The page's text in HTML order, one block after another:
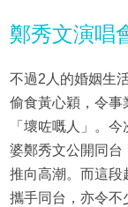
鄭秀文演唱
不過2人的婚姻生
偷食黃心穎，令事
「壞咗嘅人」。
婆鄭秀文公開同台
推向高潮。而這段
攜手同台，亦令不